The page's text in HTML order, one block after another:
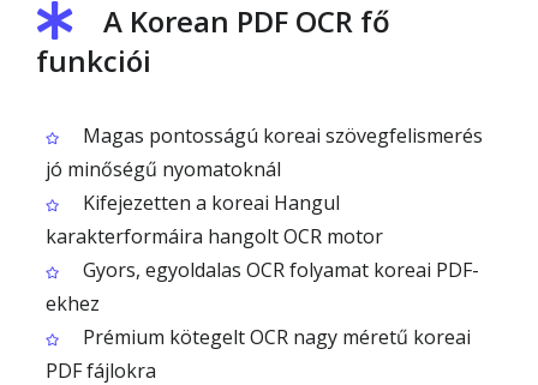
A Korean PDF OCR fő
funkciói
Magas pontosságú koreai szövegfelismerés
jó minőségű nyomatoknál
Kifejezetten a koreai Hangul
karakterformáira hangolt OCR motor
Gyors, egyoldalas OCR folyamat koreai PDF-
ekhez
Prémium kötegelt OCR nagy méretű koreai
PDF fájlokra